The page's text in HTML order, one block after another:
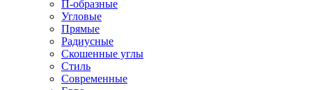
П-образные
Угловые
Прямые
Радиусные
Скошенные углы
Стиль
Современные